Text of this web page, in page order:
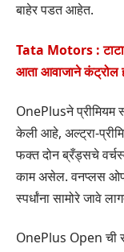
बाहेर पडत आहेत.
Tata Motors : टाटा
आता आवाजाने कंट्रोल
OnePlusने प्रीमियम
केली आहे, अल्ट्रा-
फक्त दोन ब्रँड्सचे
काम असेल. वनप्लस
स्पर्धांना सामोरे जावे
OnePlus Open ची